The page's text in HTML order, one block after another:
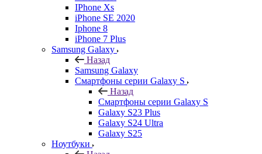
IPhone Xs
iPhone SE 2020
Iphone 8
iPhone 7 Plus
Samsung Galaxy
Назад
Samsung Galaxy
Смартфоны серии Galaxy S
Назад
Смартфоны серии Galaxy S
Galaxy S23 Plus
Galaxy S24 Ultra
Galaxy S25
Ноутбуки